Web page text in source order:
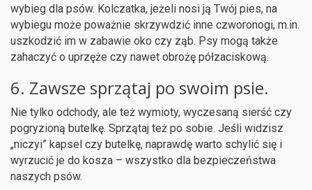
wybieg dla psów. Kolczatka, jeżeli nosi ją Twój pies, na
wybiegu może poważnie skrzywdzić inne czworonogi, m.in.
uszkodzić im w zabawie oko czy ząb. Psy mogą także
zahaczyć o uprzęże czy nawet obrożę półzaciskową.
6. Zawsze sprzątaj po swoim psie.
Nie tylko odchody, ale też wymioty, wyczesaną sierść czy
pogryzioną butelkę. Sprzątaj też po sobie. Jeśli widzisz
„niczyi” kapsel czy butelkę, naprawdę warto schylić się i
wyrzucić je do kosza – wszystko dla bezpieczeństwa
naszych psów.